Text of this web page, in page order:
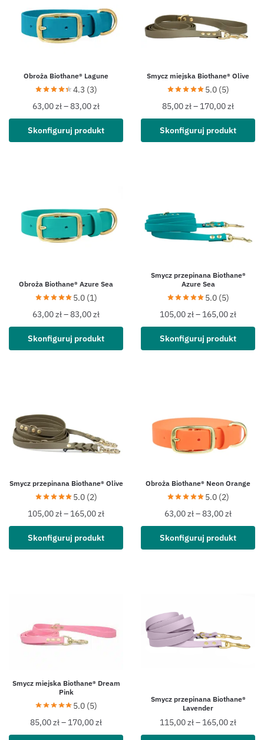
Obroża Biothane® Lagune
4.3 (3)
63,00zł–83,00zł
Skonfiguruj produkt
Smycz miejska Biothane® Olive
5.0 (5)
85,00zł– 170,00zł
Skonfiguruj produkt
Obroża Biothane® Azure Sea
5.0 (1)
63,00zł–83,00zł
Skonfiguruj produkt
Smycz przepinana Biothane®
Azure Sea
5.0 (5)
105,00zł– 165,00zł
Skonfiguruj produkt
Smycz przepinana Biothane® Olive
5.0 (2)
105,00zł– 165,00zł
Skonfiguruj produkt
Obroża Biothane® Neon Orange
5.0 (2)
63,00zł–83,00zł
Skonfiguruj produkt
Smycz miejska Biothane® Dream
Pink
5.0 (5)
85,00zł– 170,00zł
Smycz przepinana Biothane®
Lavender
115,00zł– 165,00zł